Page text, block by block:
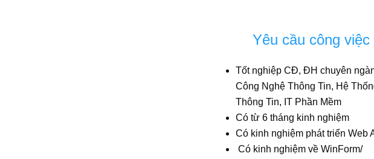
Yêu cầu công việc
Tốt nghiệp CĐ, ĐH chuyên
Công Nghệ Thông Tin, Hệ
Thông Tin, IT Phần Mềm
Có từ 6 tháng kinh nghiệm
Có kinh nghiệm phát triển Web
Có kinh nghiệm về WinForm/